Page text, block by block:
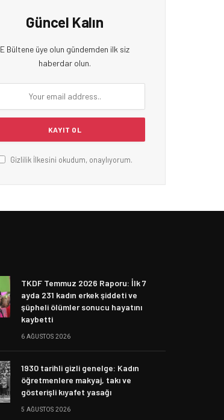
Güncel Kalın
E Bültene üye olun gündemden ilk siz
haberdar olun.
Gizlilik İlkesini okudum, onaylıyorum.
TKDF Temmuz 2026 Raporu: İlk 7
ayda 231 kadın erkek şiddeti ve
şüpheli ölümler sonucu hayatını
kaybetti
6 AĞUSTOS 2026
1930 tarihli gizli genelge: Kadın
öğretmenlere makyaj, takı ve
gösterişli kıyafet yasağı
5 AĞUSTOS 2026